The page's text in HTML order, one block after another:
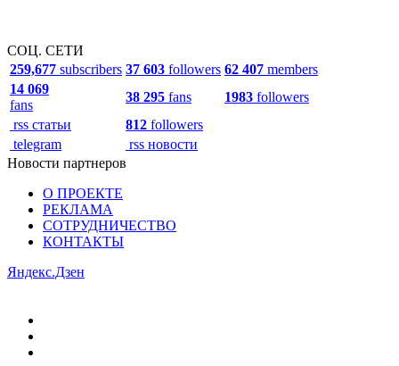
СОЦ. СЕТИ
259,677 subscribers 37 603 followers 62 407 members
14 069
fans
38 295 fans 1983 followers
rss статьи
812 followers
telegram
rss новости
Новости партнеров
О ПРОЕКТЕ
РЕКЛАМА
СОТРУДНИЧЕСТВО
КОНТАКТЫ
Яндекс.Дзен